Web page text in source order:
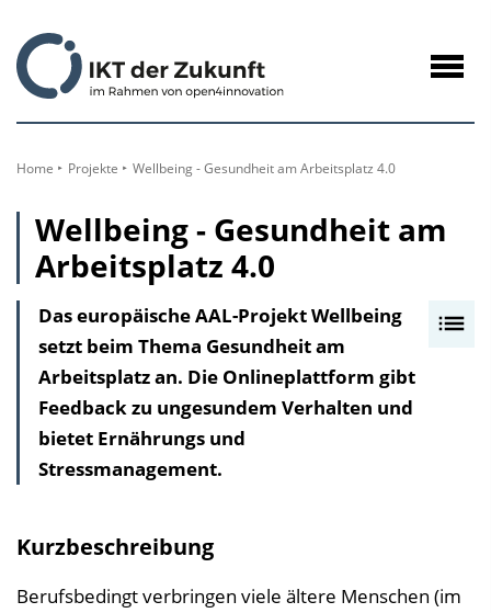
Inhalt
Home Projekte Wellbeing - Gesundheit am Arbeitsplatz 4.0
Wellbeing - Gesundheit am
Arbeitsplatz 4.0
r
Das europäische AAL-Projekt Wellbeing
setzt beim Thema Gesundheit am
Arbeitsplatz an. Die Onlineplattform gibt
Feedback zu ungesundem Verhalten und
bietet Ernährungs und
Stressmanagement.
Kurzbeschreibung
Berufsbedingt verbringen viele ältere Menschen (im